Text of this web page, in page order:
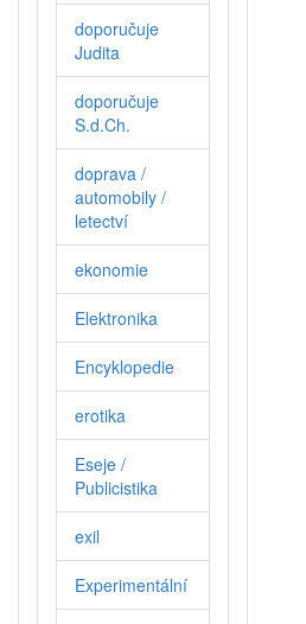
doporučuje
Judita
doporučuje
S.d.Ch.
doprava /
automobily /
letectví
ekonomie
Elektronika
Encyklopedie
erotika
Eseje /
Publicistika
exil
Experimentální